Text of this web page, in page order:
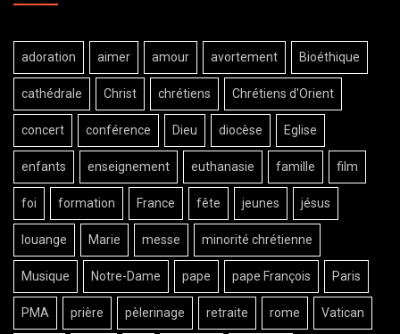
adoration aimer amour avortement Bioéthique
cathédrale Christ chrétiens Chrétiens d'Orient
concert conférence Dieu diocèse Eglise
enfants enseignement euthanasie famille film
foi formation France fête jeunes jésus
louange Marie messe minorité chrétienne
Musique Notre-Dame pape pape François Paris
PMA prière pèlerinage retraite rome Vatican